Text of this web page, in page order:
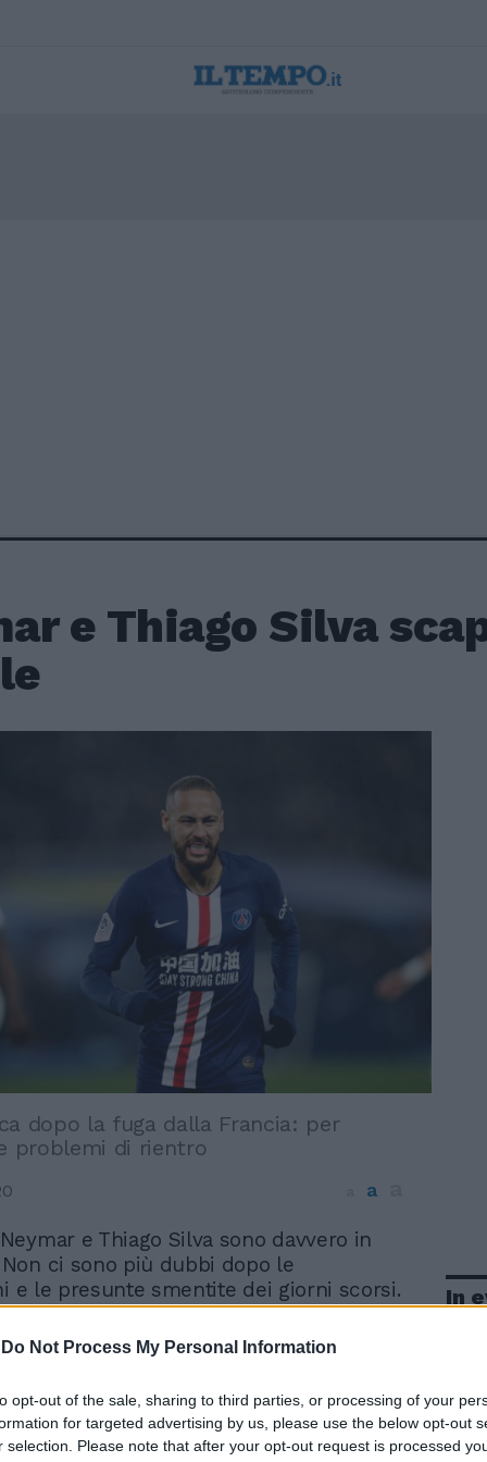
Do Not Process My Personal Information
opt-out of the sale, sharing to third parties, or processing of your
for targeted advertising by us, please use the below opt-out
selection. Please note that after your opt-out request is processed
e Thiago Silva
dopo la fuga dalla Francia: per
problemi di rientro
a
e Thiago Silva sono davvero in
ci sono più dubbi dopo le
e le presunte smentite dei giorni scorsi.
l'ex Milan, con il permesso e il
allenamento del club, sono tornati in
scrive la stampa brasiliana, si è
sua villa di Mangaratiba, località nei
de Janeiro, famosa in Italia per aver
degli azzurri di Prandelli nel
In